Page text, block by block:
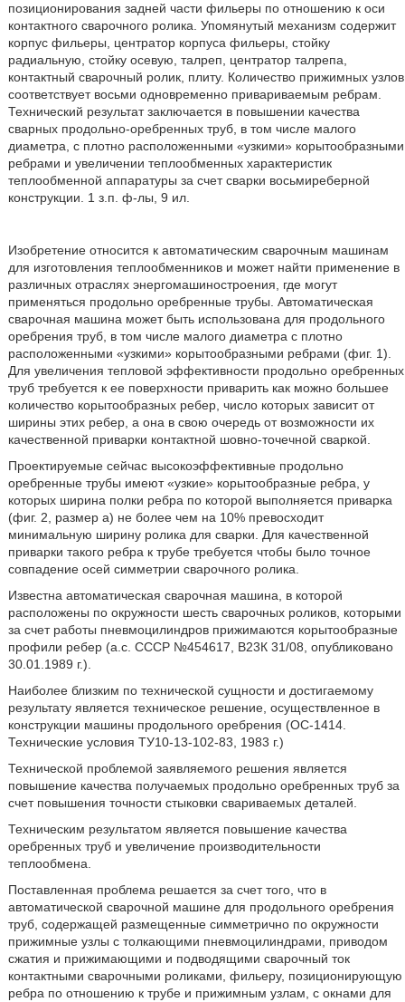
позиционирования задней части фильеры по отношению к оси
контактного сварочного ролика. Упомянутый механизм содержит
корпус фильеры, центратор корпуса фильеры, стойку
радиальную, стойку осевую, талреп, центратор талрепа,
контактный сварочный ролик, плиту. Количество прижимных узлов
соответствует восьми одновременно привариваемым ребрам.
Технический результат заключается в повышении качества
сварных продольно-оребренных труб, в том числе малого
диаметра, с плотно расположенными «узкими» корытообразными
ребрами и увеличении теплообменных характеристик
теплообменной аппаратуры за счет сварки восьмиреберной
конструкции. 1 з.п. ф-лы, 9 ил.
Изобретение относится к автоматическим сварочным машинам
для изготовления теплообменников и может найти применение в
различных отраслях энергомашиностроения, где могут
применяться продольно оребренные трубы. Автоматическая
сварочная машина может быть использована для продольного
оребрения труб, в том числе малого диаметра с плотно
расположенными «узкими» корытообразными ребрами (фиг. 1).
Для увеличения тепловой эффективности продольно оребренных
труб требуется к ее поверхности приварить как можно большее
количество корытообразных ребер, число которых зависит от
ширины этих ребер, а она в свою очередь от возможности их
качественной приварки контактной шовно-точечной сваркой.
Проектируемые сейчас высокоэффективные продольно
оребренные трубы имеют «узкие» корытообразные ребра, у
которых ширина полки ребра по которой выполняется приварка
(фиг. 2, размер а) не более чем на 10% превосходит
минимальную ширину ролика для сварки. Для качественной
приварки такого ребра к трубе требуется чтобы было точное
совпадение осей симметрии сварочного ролика.
Известна автоматическая сварочная машина, в которой
расположены по окружности шесть сварочных роликов, которыми
за счет работы пневмоцилиндров прижимаются корытообразные
профили ребер (а.с. СССР №454617, В23К 31/08, опубликовано
30.01.1989 г.).
Наиболее близким по технической сущности и достигаемому
результату является техническое решение, осуществленное в
конструкции машины продольного оребрения (ОС-1414.
Технические условия ТУ10-13-102-83, 1983 г.)
Технической проблемой заявляемого решения является
повышение качества получаемых продольно оребренных труб за
счет повышения точности стыковки свариваемых деталей.
Техническим результатом является повышение качества
оребренных труб и увеличение производительности
теплообмена.
Поставленная проблема решается за счет того, что в
автоматической сварочной машине для продольного оребрения
труб, содержащей размещенные симметрично по окружности
прижимные узлы с толкающими пневмоцилиндрами, приводом
сжатия и прижимающими и подводящими сварочный ток
контактными сварочными роликами, фильеру, позиционирующую
ребра по отношению к трубе и прижимным узлам, с окнами для